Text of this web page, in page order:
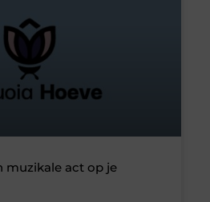
muzikale act op je